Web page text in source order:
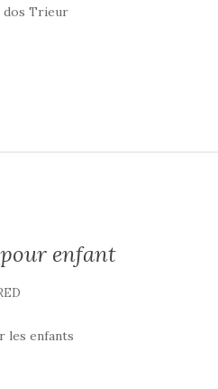
dos Trieur
enfant
les enfants